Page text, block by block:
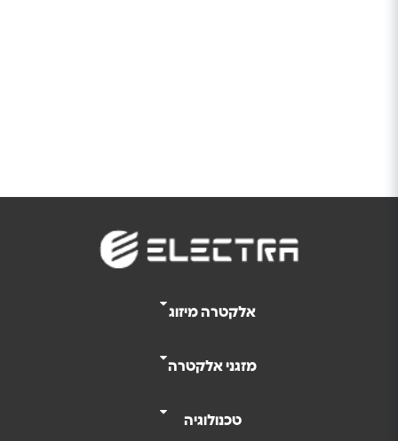
אלקטרה מיזוג
מזגני אלקטרה
טכנולוגיה